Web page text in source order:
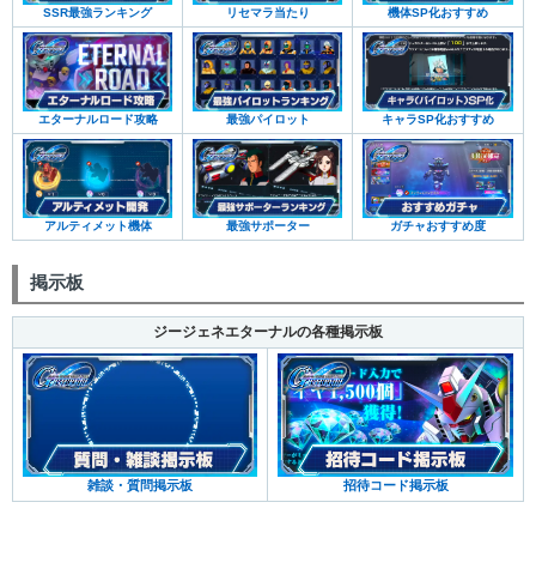
SSR最強ランキング リセマラ当たり 機体SP化おすすめ
エターナルロード攻略 最強パイロット キャラSP化おすすめ
アルティメット機体 最強サポーター ガチャおすすめ度
掲示板
ジージェネエターナルの各種掲示板
雑談・質問掲示板 招待コード掲示板